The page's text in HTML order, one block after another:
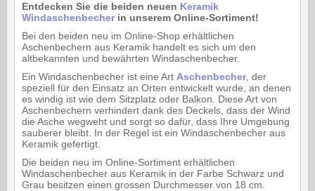
Entdecken Sie die beiden neuen Keramik
Windaschenbecherin unserem Online-Sortiment!
Bei den beiden neu im Online-Shop erhältlichen
Aschenbechern aus Keramik handelt es sich um den
altbekannten und bewährten Windaschenbecher.
Ein Windaschenbecher ist eine Art Aschenbecher, der
speziell für den Einsatz an Orten entwickelt wurde, an denen
es windig ist wie dem Sitzplatz oder Balkon. Diese Art von
Aschenbechern verhindert dank des Deckels, dass der Wind
die Asche wegweht und sorgt so dafür, dass Ihre Umgebung
sauberer bleibt. In der Regel ist ein Windaschenbecher aus
Keramik gefertigt.
Die beiden neu im Online-Sortiment erhältlichen
Windaschenbecher aus Keramik in der Farbe Schwarz und
Grau besitzen einen grossen Durchmesser von 18 cm.